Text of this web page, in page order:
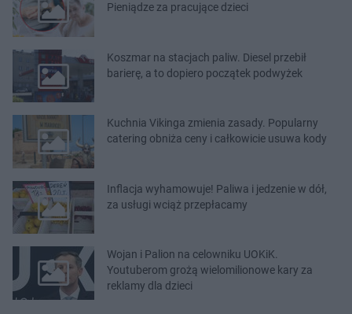
Pieniądze za pracujące dzieci
Koszmar na stacjach paliw. Diesel przebił
barierę, a to dopiero początek podwyżek
Kuchnia Vikinga zmienia zasady. Popularny
catering obniża ceny i całkowicie usuwa kody
Inflacja wyhamowuje! Paliwa i jedzenie w dół,
za usługi wciąż przepłacamy
Wojan i Palion na celowniku UOKiK.
Youtuberom grożą wielomilionowe kary za
reklamy dla dzieci